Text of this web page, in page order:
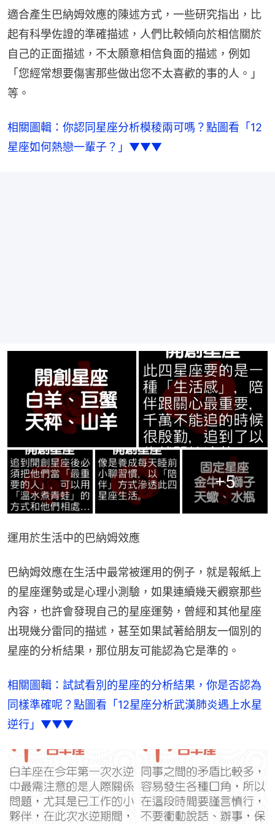
適合產生巴納姆效應的陳述方式，一些研究指出，比
起有科學佐證的準確描述，人們比較傾向於相信關於
自己的正面描述，不太願意相信負面的描述，例如
「您經常想要傷害那些做出您不太喜歡的事的人。」
等。
相關圖輯：你認同星座分析模稜兩可嗎？點圖看「12
星座如何熱戀一輩子？」▼▼▼
+5
運用於生活中的巴納姆效應
巴納姆效應在生活中最常被運用的例子，就是報紙上
的星座運勢或是心理小測驗，如果連續幾天觀察那些
內容，也許會發現自己的星座運勢，曾經和其他星座
出現幾分雷同的描述，甚至如果試著給朋友一個別的
星座的分析結果，那位朋友可能認為它是準的。
相關圖輯：試試看別的星座的分析結果，你是否認為
同樣準確呢？點圖看「12星座分析武漢肺炎遇上水星
逆行」▼▼▼